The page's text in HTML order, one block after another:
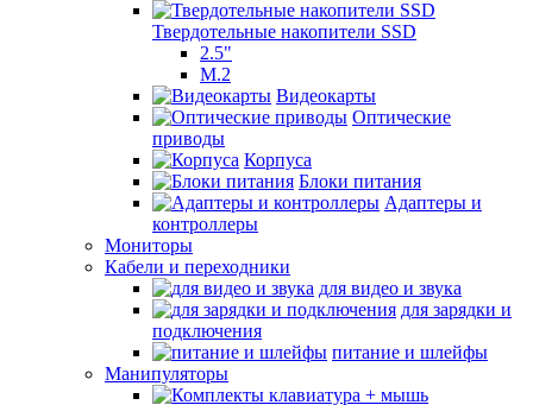
Твердотельные накопители SSD
2.5"
M.2
Видеокарты
Оптические
приводы
Корпуса
Блоки питания
Адаптеры и
контроллеры
Мониторы
Кабели и переходники
для видео и звука
для зарядки и
подключения
питание и шлейфы
Манипуляторы